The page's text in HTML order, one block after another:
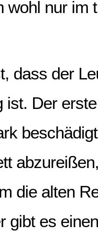
wohl nur im
dass der
ist. Der
die alten
gibt es